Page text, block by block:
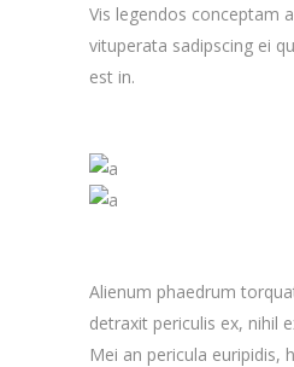
Vis legendos conceptam
vituperata sadipscing ei
est in.
Alienum phaedrum
detraxit periculis ex, nihil
Mei an pericula euripidis,